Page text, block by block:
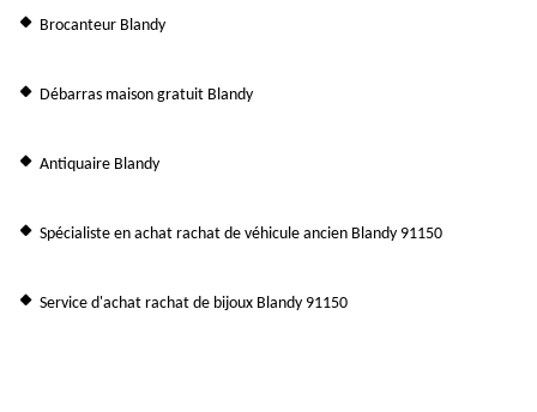
Brocanteur Blandy
Débarras maison gratuit Blandy
Antiquaire Blandy
Spécialiste en achat rachat de véhicule ancien Blandy 91150
Service d'achat rachat de bijoux Blandy 91150